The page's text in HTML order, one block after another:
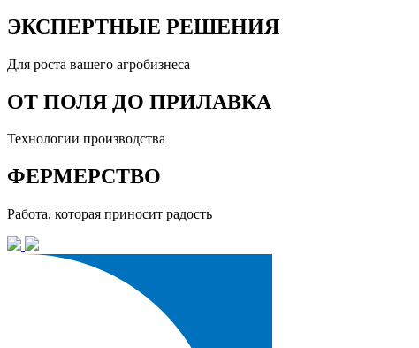
ЭКСПЕРТНЫЕ РЕШЕНИЯ
Для роста вашего агробизнеса
ОТ ПОЛЯ ДО ПРИЛАВКА
Технологии производства
ФЕРМЕРСТВО
Работа, которая приносит радость